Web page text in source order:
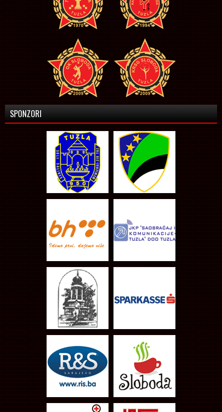
SPONZORI